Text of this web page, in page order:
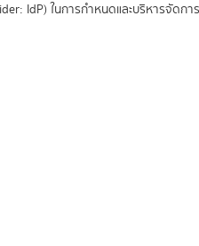
IdP) ในการกำหนดและบริหารจัดก